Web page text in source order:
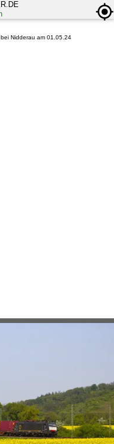
Nidderau am 01.05.24